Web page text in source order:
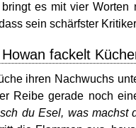
es mit vier
sein schärfster
fackelt
ihren Nachwuchs
Reibe gerade noch
du Esel, was machst